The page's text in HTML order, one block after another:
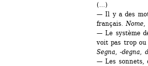
(…)
— Il y a des
français. Nome
— Le système
voit pas trop
Segna , -degna
— Les sonnets,